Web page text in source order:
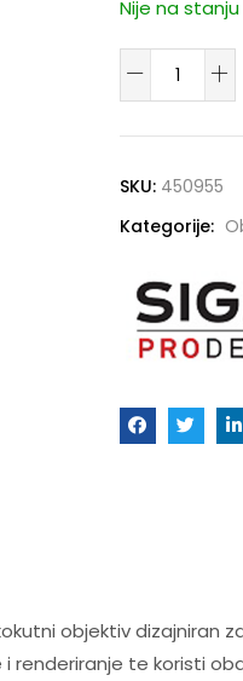
Nije na stanju
SKU: 450955
Kategorije:
objektiv
te koristi